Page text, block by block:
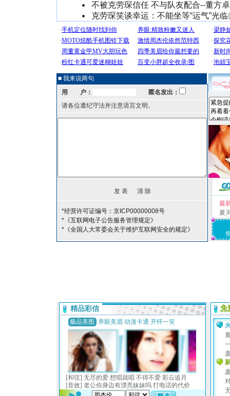
不被克劳琛信任 不与队友配合--董方
克劳琛笑谈幸运：不能坐等“运气”光临
■ 我来说两句
用 户：
匿名发出：
请各位遵纪守法并注意语言文明。
*经营许可证编号：京ICP00000008号
*《互联网电子公告服务管理规定》
*《全国人大常委会关于维护互联网安全的规定》
最
夏